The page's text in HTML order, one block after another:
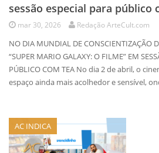
sessão especial para público
mar 30, 2026 Redação ArteCult.com
NO DIA MUNDIAL DE CONSCIENTIZAÇÃO
“SUPER MARIO GALAXY: O FILME” EM
PÚBLICO COM TEA No dia 2 de abril, o
espaço ainda mais acolhedor e sensível,
AC INDICA